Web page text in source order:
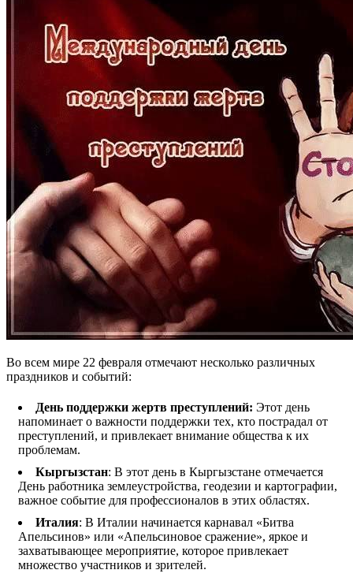
Во всем мире 22 февраля отмечают несколько различных
праздников и событий:
День поддержки жертв преступлений: Этот день
напоминает о важности поддержки тех, кто пострадал от
преступлений, и привлекает внимание общества к их
проблемам.
Кыргызстан: В этот день в Кыргызстане отмечается
День работника землеустройства, геодезии и картографии,
важное событие для профессионалов в этих областях.
Италия: В Италии начинается карнавал «Битва
Апельсинов» или «Апельсиновое сражение», яркое и
захватывающее мероприятие, которое привлекает
множество участников и зрителей.